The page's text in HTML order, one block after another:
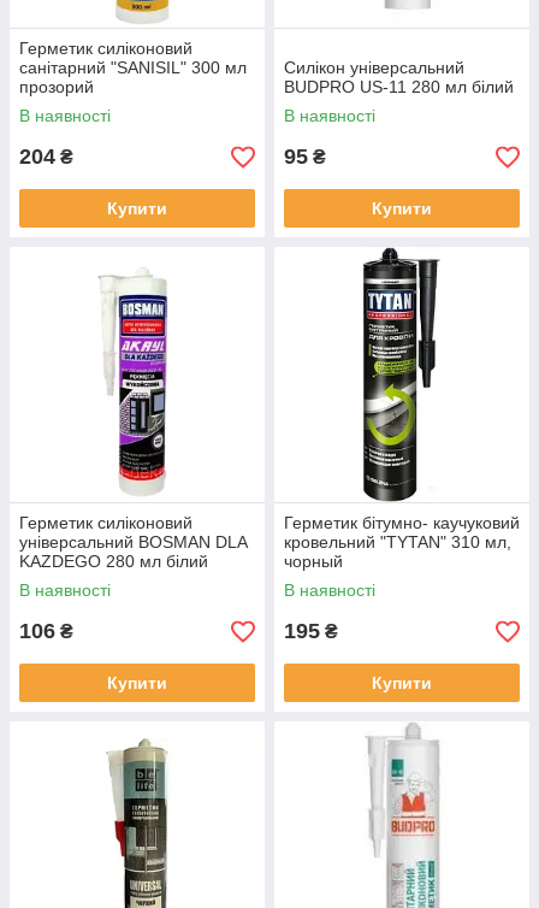
Герметик силіконовий
санітарний "SANISIL" 300 мл
прозорий
В наявності
204 ₴
Купити
Силікон універсальний
BUDPRO US-11 280 мл білий
В наявності
95 ₴
Купити
Герметик силіконовий
універсальний BOSMAN DLA
KAZDEGO 280 мл білий
В наявності
106 ₴
Купити
Герметик бітумно- каучуковий
кровельний "TYTAN" 310 мл,
чорный
В наявності
195 ₴
Купити